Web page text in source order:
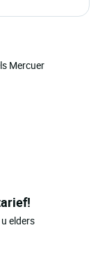
Mercuer
elders